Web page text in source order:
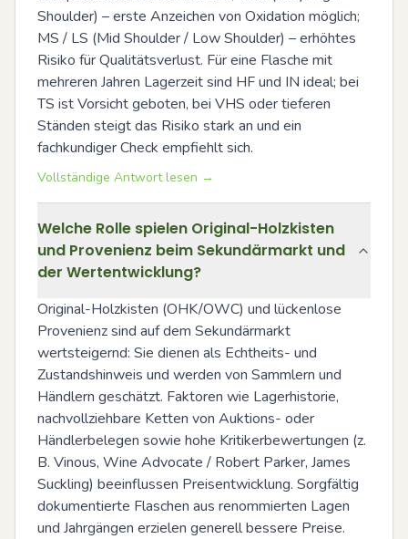
Shoulder) – erste Anzeichen von Oxidation möglich;
MS / LS (Mid Shoulder / Low Shoulder) – erhöhtes
Risiko für Qualitätsverlust. Für eine Flasche mit
mehreren Jahren Lagerzeit sind HF und IN ideal; bei
TS ist Vorsicht geboten, bei VHS oder tieferen
Ständen steigt das Risiko stark an und ein
fachkundiger Check empfiehlt sich.
Vollständige Antwort lesen →
Welche Rolle spielen Original-Holzkisten
und Provenienz beim Sekundärmarkt und
der Wertentwicklung?
Original-Holzkisten (OHK/OWC) und lückenlose
Provenienz sind auf dem Sekundärmarkt
wertsteigernd: Sie dienen als Echtheits- und
Zustandshinweis und werden von Sammlern und
Händlern geschätzt. Faktoren wie Lagerhistorie,
nachvollziehbare Ketten von Auktions- oder
Händlerbelegen sowie hohe Kritikerbewertungen (z.
B. Vinous, Wine Advocate / Robert Parker, James
Suckling) beeinflussen Preisentwicklung. Sorgfältig
dokumentierte Flaschen aus renommierten Lagen
und Jahrgängen erzielen generell bessere Preise.